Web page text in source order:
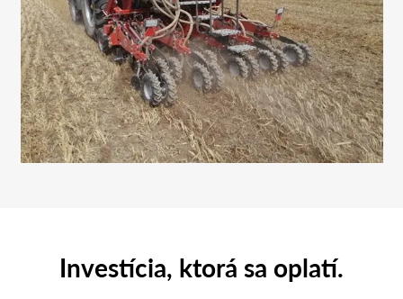
Investícia, ktorá sa oplatí.